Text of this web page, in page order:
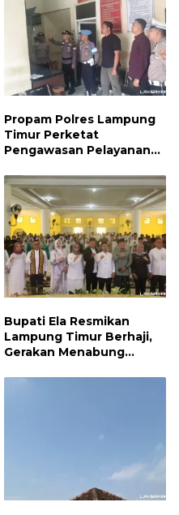
Propam Polres Lampung
Timur Perketat
Pengawasan Pelayanan
Profesional dan Bebas
Penyimpangan
Bupati Ela Resmikan
Lampung Timur Berhaji,
Gerakan Menabung
Impian ke Tanah Suci